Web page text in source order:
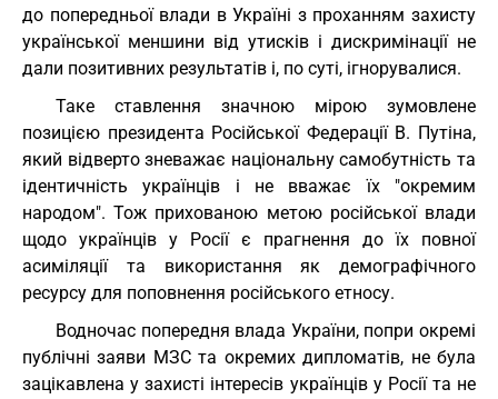
до попередньої влади в Україні з проханням захисту
української меншини від утисків і дискримінації не
дали позитивних результатів і, по суті, ігнорувалися.
Таке ставлення значною мірою зумовлене
позицією президента Російської Федерації В. Путіна,
який відверто зневажає національну самобутність та
ідентичність українців і не вважає їх "окремим
народом". Тож прихованою метою російської влади
щодо українців у Росії є прагнення до їх повної
асиміляції та використання як демографічного
ресурсу для поповнення російського етносу.
Водночас попередня влада України, попри окремі
публічні заяви МЗС та окремих дипломатів, не була
зацікавлена у захисті інтересів українців у Росії та не